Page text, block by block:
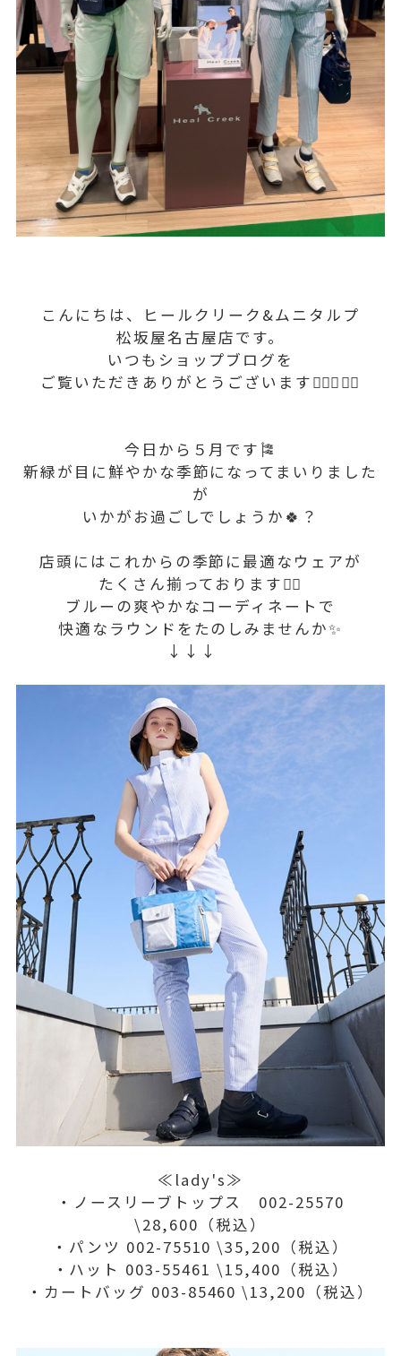
こんにちは、ヒールクリーク&ムニタルプ
松坂屋名古屋店です。
いつもショップブログを
ご覧いただきありがとうございます🏌🏻‍♀️🏌🏻
今日から５月です🎏
新緑が目に鮮やかな季節になってまいりました
が
いかがお過ごしでしょうか🍀？
店頭にはこれからの季節に最適なウェアが
たくさん揃っております💁‍♀️
ブルーの爽やかなコーディネートで
快適なラウンドをたのしみませんか✨
↓↓↓
≪lady's≫
・ノースリーブトップス 002-25570
\28,600（税込）
・パンツ 002-75510 \35,200（税込）
・ハット 003-55461 \15,400（税込）
・カートバッグ 003-85460 \13,200（税込）